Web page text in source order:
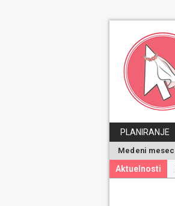
PLANIRANJE
Medeni mesec
Aktuelnosti